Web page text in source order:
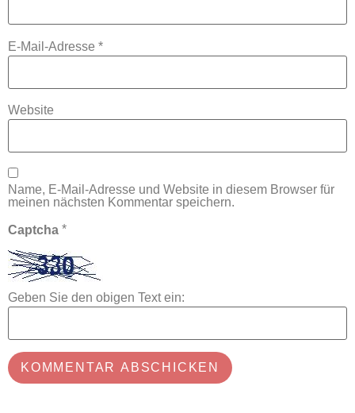
E-Mail-Adresse *
Website
Name, E-Mail-Adresse und Website in diesem Browser für
meinen nächsten Kommentar speichern.
Captcha *
Geben Sie den obigen Text ein: